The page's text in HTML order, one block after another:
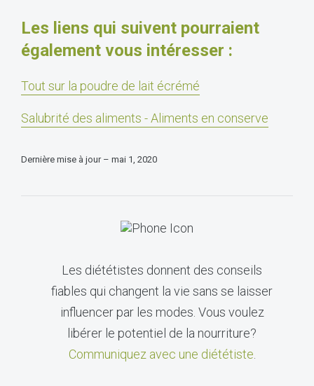
Les liens qui suivent pourraient
également vous intéresser :
Tout sur la poudre de lait écrémé
Salubrité des aliments - Aliments en conserve
Dernière mise à jour – mai 1, 2020
Les diététistes donnent des conseils
fiables qui changent la vie sans se laisser
influencer par les modes. Vous voulez
libérer le potentiel de la nourriture?
Communiquez avec une diététiste